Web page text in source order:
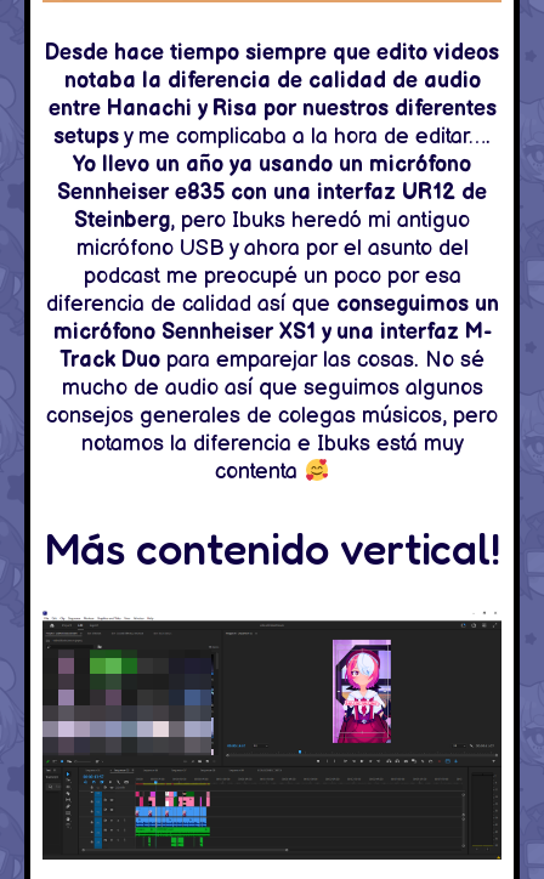
Desde hace tiempo siempre que edito videos
notaba la diferencia de calidad de audio
entre Hanachi y Risa por nuestros diferentes
setupsy me complicaba a la hora de editar….
Yo llevo un año ya usando un micrófono
Sennheiser e835 con una interfaz UR12 de
Steinberg, pero Ibuks heredó mi antiguo
micrófono USB y ahora por el asunto del
podcast me preocupé un poco por esa
diferencia de calidad así que conseguimos un
micrófono Sennheiser XS1 y una interfaz M-
Track Duo para emparejar las cosas. No sé
mucho de audio así que seguimos algunos
consejos generales de colegas músicos, pero
notamos la diferencia e Ibuks está muy
contenta
Más contenido vertical!